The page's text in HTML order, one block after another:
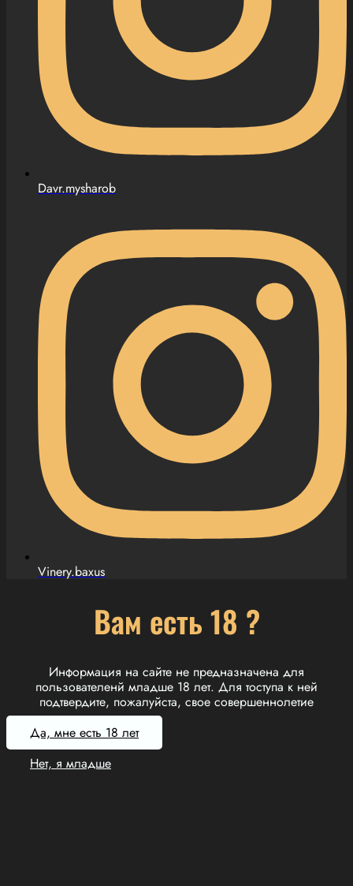
Davr.mysharob
Vinery.baxus
Вам есть 18 ?
Информация на сайте не предназначена для
пользователенй младше 18 лет. Для тоступа к ней
подтвердите, пожалуйста, свое совершеннолетие
Да, мне есть 18 лет
Нет, я младше